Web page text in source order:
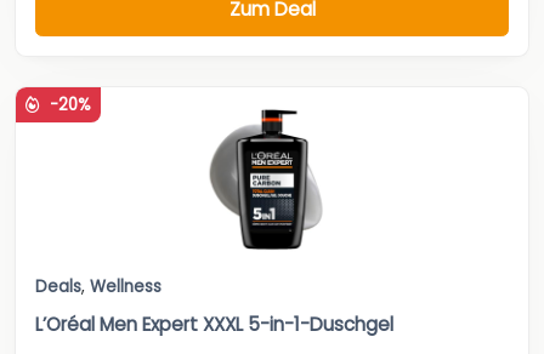
Zum Deal
-20%
Deals, Wellness
L’Oréal Men Expert XXXL 5-in-1-Duschgel